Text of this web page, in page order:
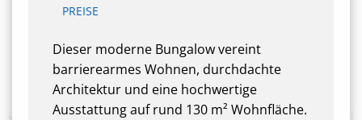
PREISE
Dieser moderne Bungalow vereint
barrierearmes Wohnen, durchdachte
Architektur und eine hochwertige
Ausstattung auf rund 130 m² Wohnfläche.